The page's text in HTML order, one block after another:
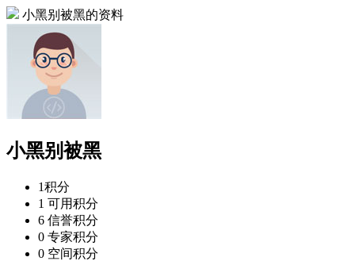
小黑别被黑的资料
小黑别被黑
1积分
1 可用积分
6 信誉积分
0 专家积分
0 空间积分